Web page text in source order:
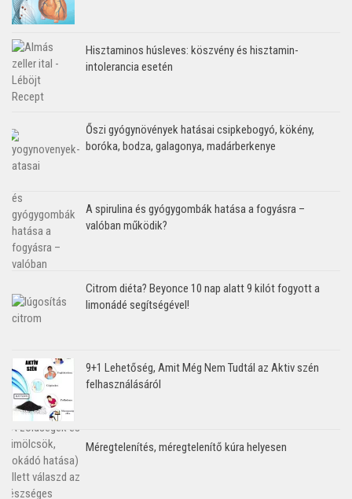
Hisztaminos húsleves: köszvény és hisztamin-
intolerancia esetén
Őszi gyógynövények hatásai csipkebogyó, kökény,
boróka, bodza, galagonya, madárberkenye
A spirulina és gyógygombák hatása a fogyásra –
valóban működik?
Citrom diéta? Beyonce 10 nap alatt 9 kilót fogyott a
limonádé segítségével!
9+1 Lehetőség, Amit Még Nem Tudtál az Aktiv szén
felhasználásáról
Méregtelenítés, méregtelenítő kúra helyesen